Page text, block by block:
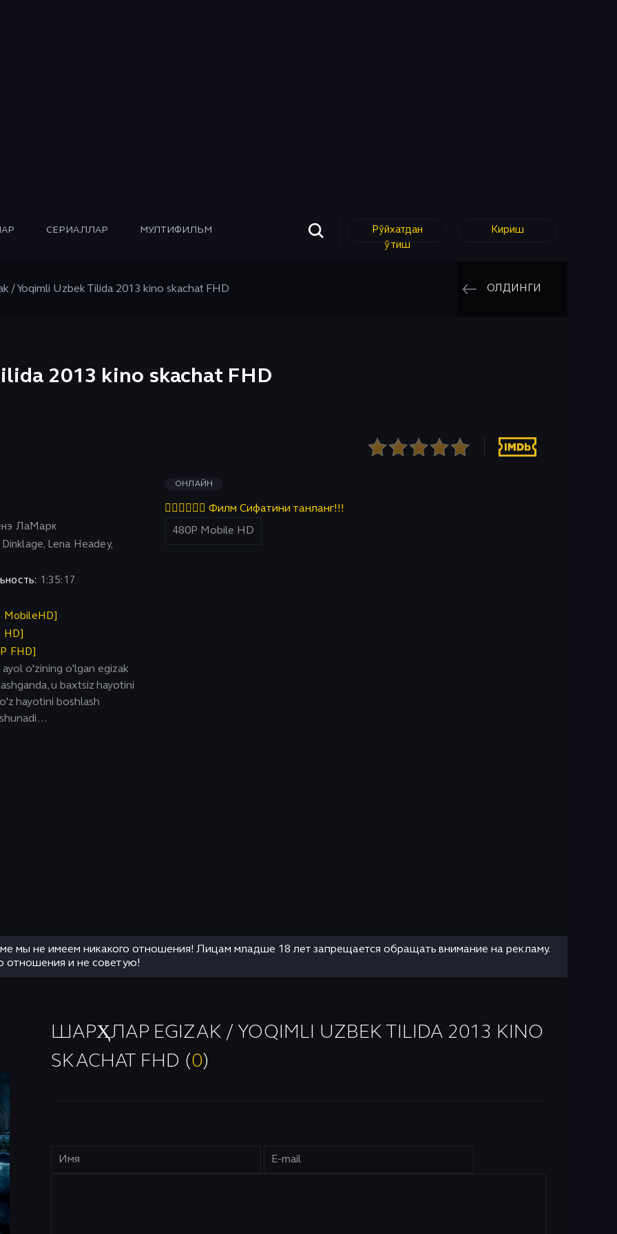
СЕРИАЛЛАР МУЛТИФИЛЬМ
Рўйхатдан
ўтиш
Кириш
/ Yoqimli Uzbek Tilida 2013 kino skachat FHD ОЛДИНГИ
2013 kino skachat FHD
ЛаМарк
Lena Headey,
1:35:17
MobileHD]
HD]
FHD]
ayol o'zining o'lgan egizak
u baxtsiz hayotini
hayotini boshlash
...
ОНЛАЙН
👇🏻👇🏻👇🏻 Филм Сифатини танланг!!!
мы не имеем никакого отношения! Лицам младше 18 лет запрещается обращать внимание на рекламу.
отношения и не советую!
ШАРҲЛАР EGIZAK / YOQIMLI UZBEK TILIDA 2013 KINO
SKACHAT FHD (0)